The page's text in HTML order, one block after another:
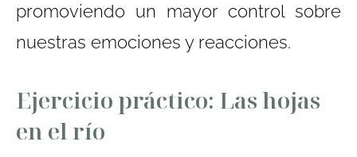
promoviendo un mayor control sobre
nuestras emociones y reacciones.
Ejercicio práctico: Las hojas
en el río